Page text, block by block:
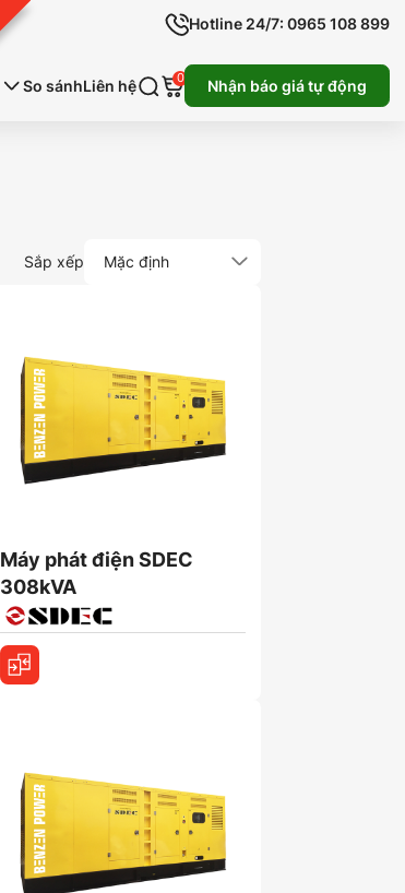
Hotline 24/7: 0965 108 899
So sánhLiên hệ 0 Nhận báo giá tự động
Sắp xếp Mặc định
Máy phát điện SDEC
308kVA